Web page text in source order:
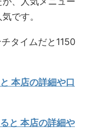
です。
タイムだと1150
本店の詳細や口
と 本店の詳細や